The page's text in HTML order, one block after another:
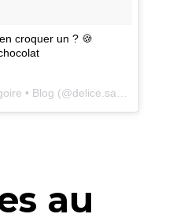
croquer un ? 🍪
au